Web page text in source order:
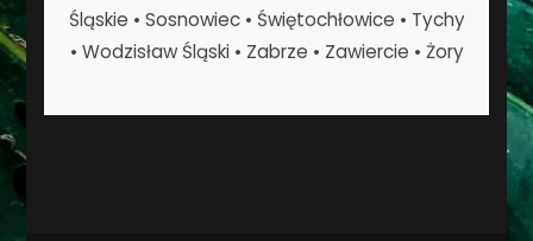
Śląskie • Sosnowiec • Świętochłowice • Tychy
• Wodzisław Śląski • Zabrze • Zawiercie • Żory